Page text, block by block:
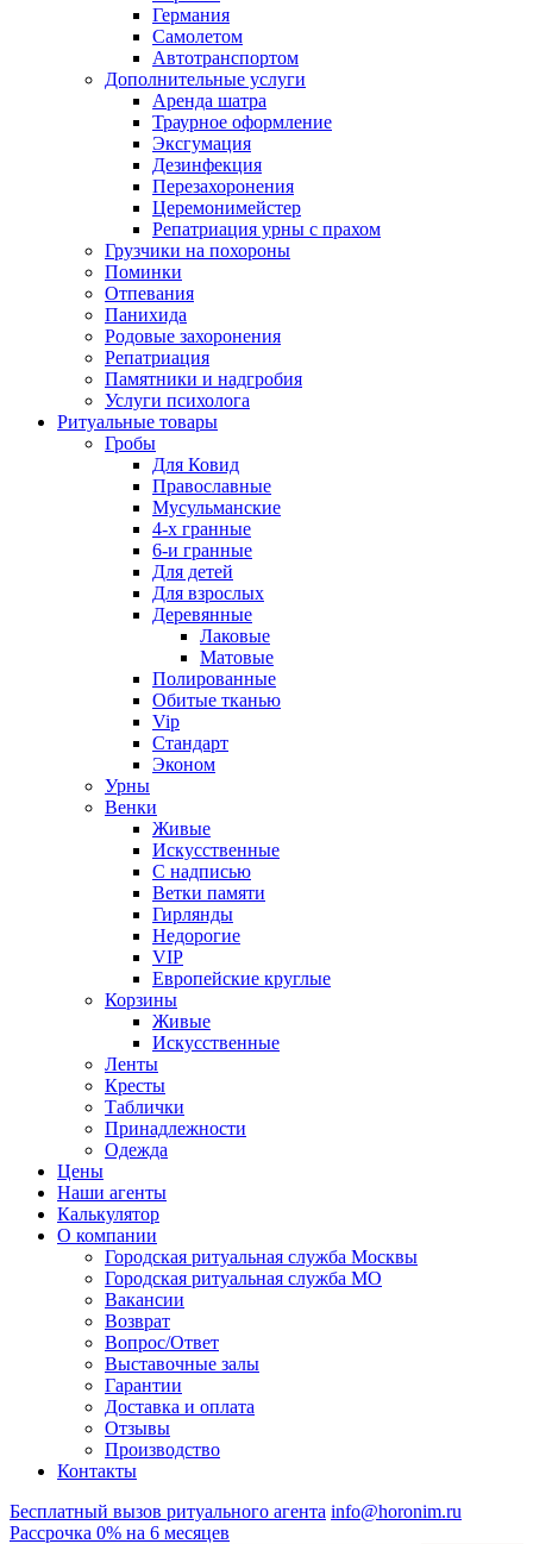
Германия
Самолетом
Автотранспортом
Дополнительные услуги
Аренда шатра
Траурное оформление
Эксгумация
Дезинфекция
Перезахоронения
Церемонимейстер
Репатриация урны с прахом
Грузчики на похороны
Поминки
Отпевания
Панихида
Родовые захоронения
Репатриация
Памятники и надгробия
Услуги психолога
Ритуальные товары
Гробы
Для Ковид
Православные
Мусульманские
4-х гранные
6-и гранные
Для детей
Для взрослых
Деревянные
Лаковые
Матовые
Полированные
Обитые тканью
Vip
Стандарт
Эконом
Урны
Венки
Живые
Искусственные
С надписью
Ветки памяти
Гирлянды
Недорогие
VIP
Европейские круглые
Корзины
Живые
Искусственные
Ленты
Кресты
Таблички
Принадлежности
Одежда
Цены
Наши агенты
Калькулятор
О компании
Городская ритуальная служба Москвы
Городская ритуальная служба МО
Вакансии
Возврат
Вопрос/Ответ
Выставочные залы
Гарантии
Доставка и оплата
Отзывы
Производство
Контакты
Бесплатный вызов ритуального агента info@horonim.ru
Рассрочка 0% на 6 месяцев